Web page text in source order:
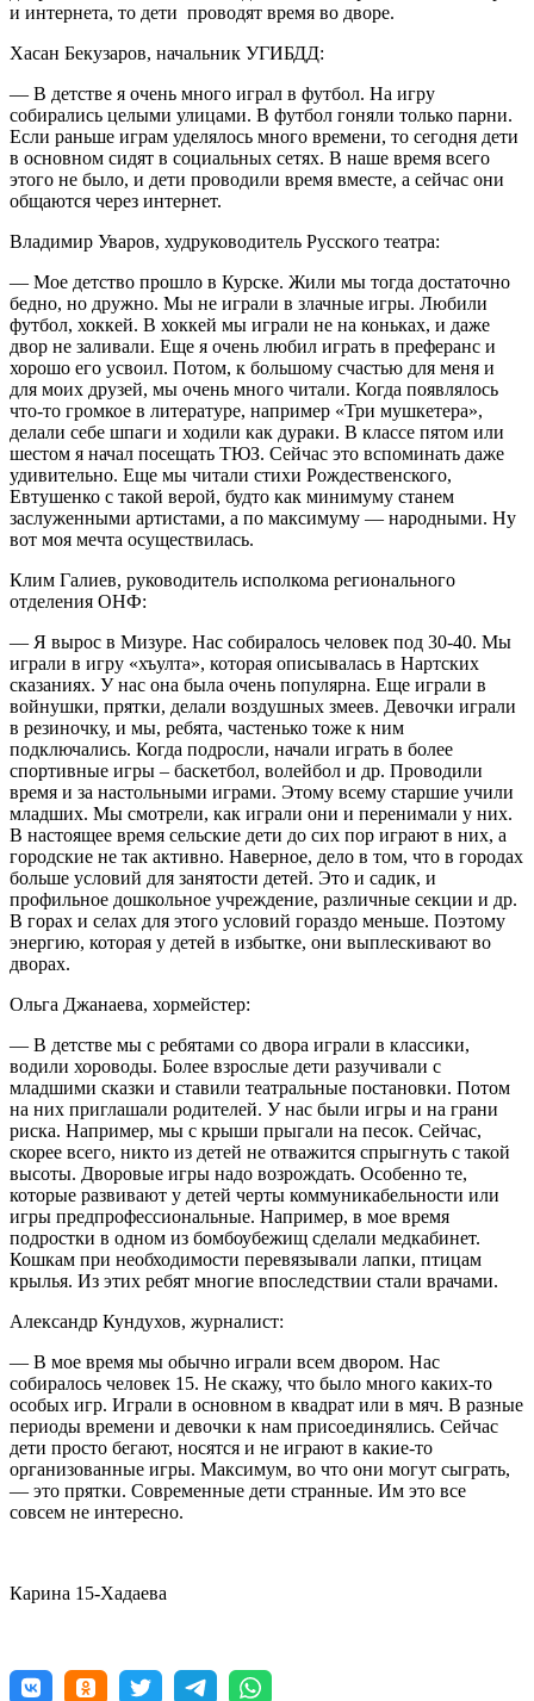
и интернета, то дети проводят время во дворе.
Хасан Бекузаров, начальник УГИБДД:
— В детстве я очень много играл в футбол. На игру
собирались целыми улицами. В футбол гоняли только парни.
Если раньше играм уделялось много времени, то сегодня дети
в основном сидят в социальных сетях. В наше время всего
этого не было, и дети проводили время вместе, а сейчас они
общаются через интернет.
Владимир Уваров, худруководитель Русского театра:
— Мое детство прошло в Курске. Жили мы тогда достаточно
бедно, но дружно. Мы не играли в злачные игры. Любили
футбол, хоккей. В хоккей мы играли не на коньках, и даже
двор не заливали. Еще я очень любил играть в преферанс и
хорошо его усвоил. Потом, к большому счастью для меня и
для моих друзей, мы очень много читали. Когда появлялось
что-то громкое в литературе, например «Три мушкетера»,
делали себе шпаги и ходили как дураки. В классе пятом или
шестом я начал посещать ТЮЗ. Сейчас это вспоминать даже
удивительно. Еще мы читали стихи Рождественского,
Евтушенко с такой верой, будто как минимуму станем
заслуженными артистами, а по максимуму — народными. Ну
вот моя мечта осуществилась.
Клим Галиев, руководитель исполкома регионального
отделения ОНФ:
— Я вырос в Мизуре. Нас собиралось человек под 30-40. Мы
играли в игру «хъулта», которая описывалась в Нартских
сказаниях. У нас она была очень популярна. Еще играли в
войнушки, прятки, делали воздушных змеев. Девочки играли
в резиночку, и мы, ребята, частенько тоже к ним
подключались. Когда подросли, начали играть в более
спортивные игры – баскетбол, волейбол и др. Проводили
время и за настольными играми. Этому всему старшие учили
младших. Мы смотрели, как играли они и перенимали у них.
В настоящее время сельские дети до сих пор играют в них, а
городские не так активно. Наверное, дело в том, что в городах
больше условий для занятости детей. Это и садик, и
профильное дошкольное учреждение, различные секции и др.
В горах и селах для этого условий гораздо меньше. Поэтому
энергию, которая у детей в избытке, они выплескивают во
дворах.
Ольга Джанаева, хормейстер:
— В детстве мы с ребятами со двора играли в классики,
водили хороводы. Более взрослые дети разучивали с
младшими сказки и ставили театральные постановки. Потом
на них приглашали родителей. У нас были игры и на грани
риска. Например, мы с крыши прыгали на песок. Сейчас,
скорее всего, никто из детей не отважится спрыгнуть с такой
высоты. Дворовые игры надо возрождать. Особенно те,
которые развивают у детей черты коммуникабельности или
игры предпрофессиональные. Например, в мое время
подростки в одном из бомбоубежищ сделали медкабинет.
Кошкам при необходимости перевязывали лапки, птицам
крылья. Из этих ребят многие впоследствии стали врачами.
Александр Кундухов, журналист:
— В мое время мы обычно играли всем двором. Нас
собиралось человек 15. Не скажу, что было много каких-то
особых игр. Играли в основном в квадрат или в мяч. В разные
периоды времени и девочки к нам присоединялись. Сейчас
дети просто бегают, носятся и не играют в какие-то
организованные игры. Максимум, во что они могут сыграть,
— это прятки. Современные дети странные. Им это все
совсем не интересно.
Карина 15-Хадаева